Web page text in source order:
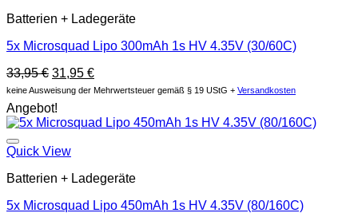
Batterien + Ladegeräte
5x Microsquad Lipo 300mAh 1s HV 4.35V (30/60C)
33,95€ Original
price
was:
33,95 €.
31,95 €Current
price
31,95 €.
keine Ausweisung der Mehrwertsteuer gemäß § 19 UStG + Versandkosten
Angebot!
Quick View
Batterien + Ladegeräte
5x Microsquad Lipo 450mAh 1s HV 4.35V (80/160C)